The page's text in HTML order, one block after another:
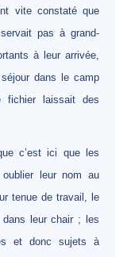
vite constaté que
pas à grand-
à leur arrivée,
dans le camp
fichier laissait des
c’est ici que les
leur nom au
tenue de travail, le
leur chair ; les
et donc sujets à